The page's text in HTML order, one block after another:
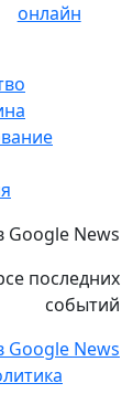
онлайн
Google News
последних
событий
Google News